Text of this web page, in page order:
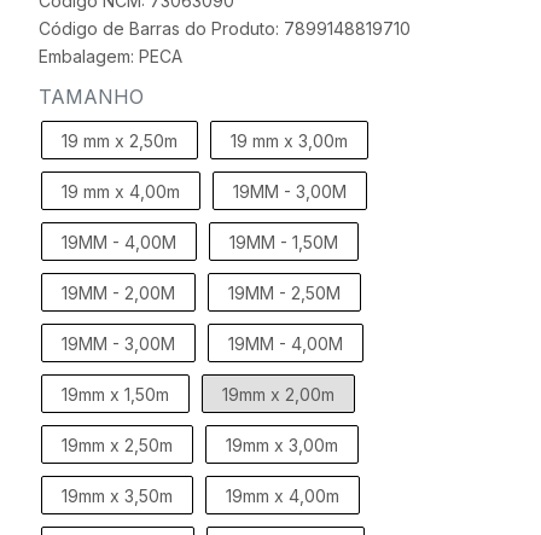
Código de Barras do Produto: 7899148819710
Embalagem: PECA
TAMANHO
19 mm x 2,50m 19 mm x 3,00m
19 mm x 4,00m 19MM - 3,00M
19MM - 4,00M 19MM - 1,50M
19MM - 2,00M 19MM - 2,50M
19MM - 3,00M 19MM - 4,00M
19mm x 1,50m 19mm x 2,00m
19mm x 2,50m 19mm x 3,00m
19mm x 3,50m 19mm x 4,00m